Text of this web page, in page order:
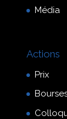
Média
Actions
Prix